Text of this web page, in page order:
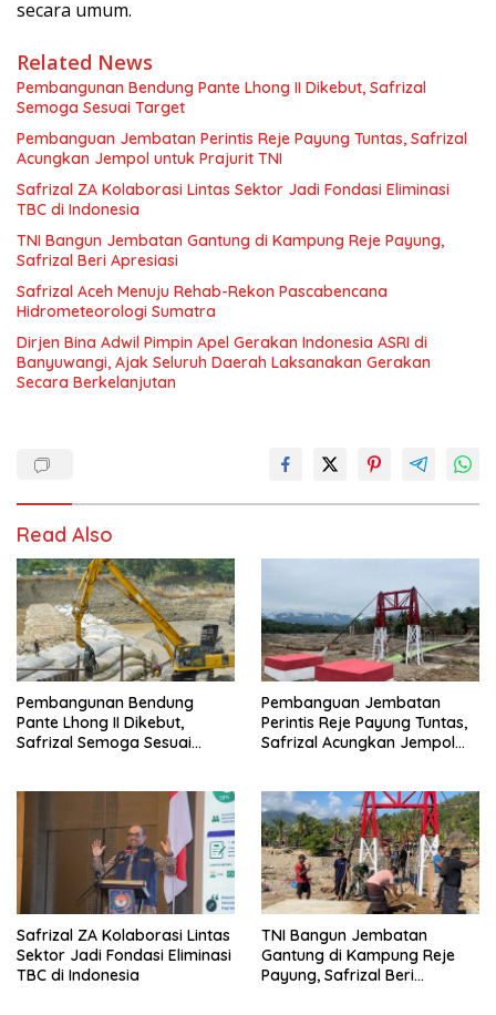
secara umum.
Related News
Pembangunan Bendung Pante Lhong II Dikebut, Safrizal
Semoga Sesuai Target
Pembanguan Jembatan Perintis Reje Payung Tuntas, Safrizal
Acungkan Jempol untuk Prajurit TNI
Safrizal ZA Kolaborasi Lintas Sektor Jadi Fondasi Eliminasi
TBC di Indonesia
TNI Bangun Jembatan Gantung di Kampung Reje Payung,
Safrizal Beri Apresiasi
Safrizal Aceh Menuju Rehab-Rekon Pascabencana
Hidrometeorologi Sumatra
Dirjen Bina Adwil Pimpin Apel Gerakan Indonesia ASRI di
Banyuwangi, Ajak Seluruh Daerah Laksanakan Gerakan
Secara Berkelanjutan
Read Also
Pembangunan Bendung
Pante Lhong II Dikebut,
Safrizal Semoga Sesuai
Pembanguan Jembatan
Perintis Reje Payung Tuntas,
Safrizal Acungkan Jempol
Safrizal ZA Kolaborasi Lintas
Sektor Jadi Fondasi Eliminasi
TBC di Indonesia
TNI Bangun Jembatan
Gantung di Kampung Reje
Payung, Safrizal Beri